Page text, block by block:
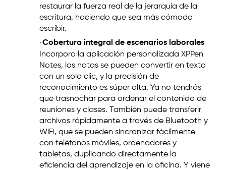
restaurar la fuerza real de la jerarquía de la
escritura, haciendo que sea más cómodo
escribir.
· Cobertura integral de escenarios laborales
Incorpora la aplicación personalizada XPPen
Notes, las notas se pueden convertir en texto
con un solo clic, y la precisión de
reconocimiento es súper alta. Ya no tendrás
que trasnochar para ordenar el contenido de
reuniones y clases. También puede transferir
archivos rápidamente a través de Bluetooth y
WiFi, que se pueden sincronizar fácilmente
con teléfonos móviles, ordenadores y
tabletas, duplicando directamente la
eficiencia del aprendizaje en la oficina. Y viene